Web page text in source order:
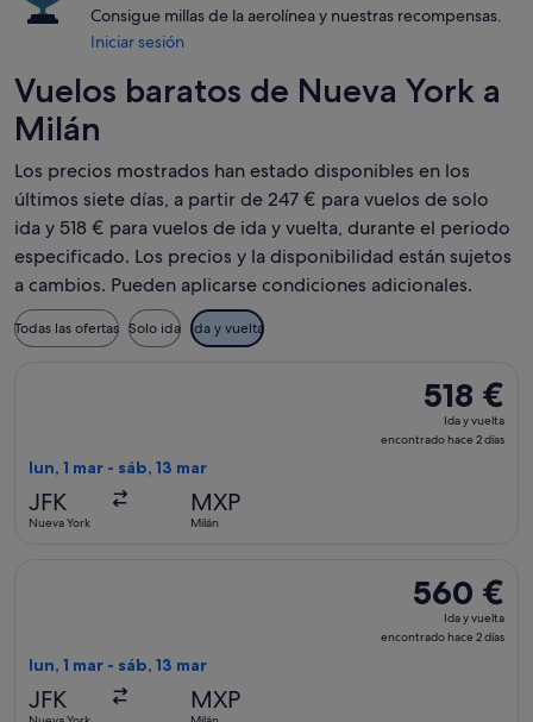
Consigue millas de la aerolínea y nuestras recompensas.
Iniciar sesión
Vuelos baratos de Nueva York a
Milán
Los precios mostrados han estado disponibles en los
últimos siete días, a partir de 247 € para vuelos de solo
ida y 518 € para vuelos de ida y vuelta, durante el periodo
especificado. Los precios y la disponibilidad están sujetos
a cambios. Pueden aplicarse condiciones adicionales.
Todas las ofertas Solo ida Ida y vuelta
518 €
Ida
y
518 €
Ida y vuelta
encontrado hace 2 días
lun, 1 mar - sáb, 13 mar
JFK
Nueva York
MXP
Milán
560 €
Ida
y
560 €
Ida y vuelta
encontrado hace 2 días
lun, 1 mar - sáb, 13 mar
JFK MXP